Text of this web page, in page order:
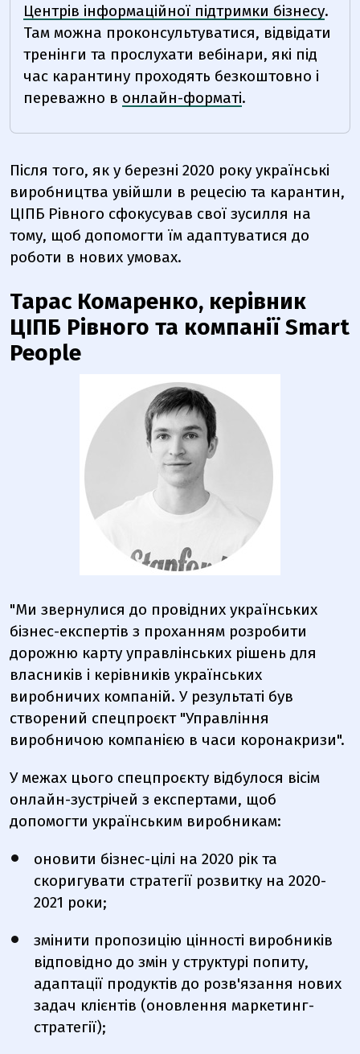
Центрів інформаційної підтримки бізнесу.
Там можна проконсультуватися, відвідати
тренінги та прослухати вебінари, які під
час карантину проходять безкоштовно і
переважно в онлайн-форматі.
Після того, як у березні 2020 року українські
виробництва увійшли в рецесію та карантин,
ЦІПБ Рівного сфокусував свої зусилля на
тому, щоб допомогти їм адаптуватися до
роботи в нових умовах.
Тарас Комаренко, керівник
ЦІПБ Рівного та компанії Smart
People
"Ми звернулися до провідних українських
бізнес-експертів з проханням розробити
дорожню карту управлінських рішень для
власників і керівників українських
виробничих компаній. У результаті був
створений спецпроєкт "Управління
виробничою компанією в часи коронакризи".
У межах цього спецпроєкту відбулося вісім
онлайн-зустрічей з експертами, щоб
допомогти українським виробникам:
оновити бізнес-цілі на 2020 рік та
скоригувати стратегії розвитку на 2020-
2021 роки;
змінити пропозицію цінності виробників
відповідно до змін у структурі попиту,
адаптації продуктів до розв'язання нових
задач клієнтів (оновлення маркетинг-
стратегії);